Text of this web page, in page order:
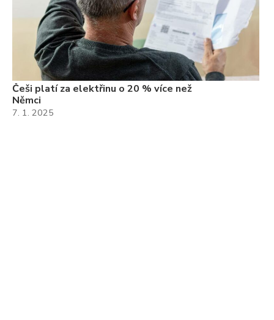
Češi platí za elektřinu o 20 % více než
Němci
7. 1. 2025